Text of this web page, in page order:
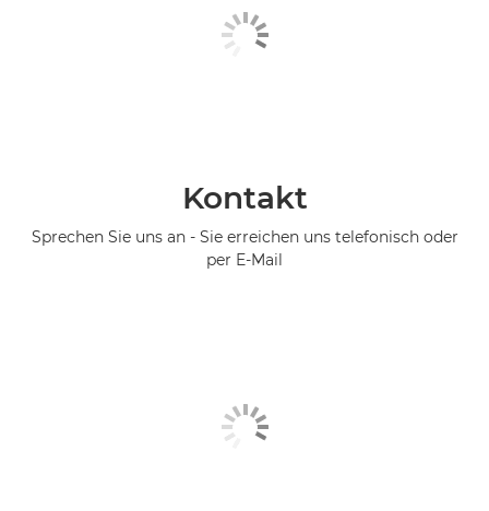
Kontakt
Sprechen Sie uns an - Sie erreichen uns telefonisch oder
per E-Mail